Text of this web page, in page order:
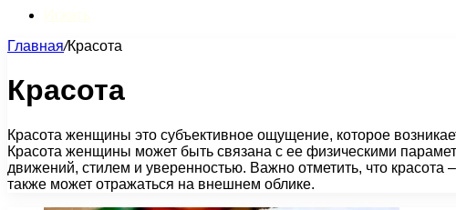
Главная/Красота
Красота
Красота женщины это субъективное ощущение, которое
Красота женщины может быть связана с ее физическими
движений, стилем и уверенностью. Важно отметить, что красота
также может отражаться на внешнем облике.